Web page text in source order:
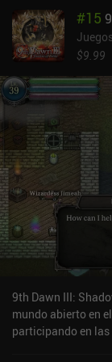
porque no hay un
personaje en
controles virtuales
frustrante morir por
Darkosen se
desbloquear una
y proporciona
monstruos y
Aunque no le
que ofrecer a los
#15
$9.99
9th Dawn III:
mundo abierto en
participando en